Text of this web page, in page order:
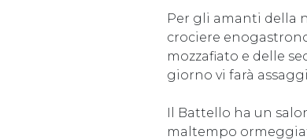
Per gli amanti della
crociere
mozzafiato e delle
giorno vi farà
Il Battello ha un
maltempo